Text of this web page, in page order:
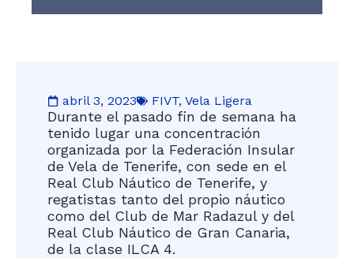
abril 3, 2023 FIVT, Vela Ligera
Durante el pasado fin de semana ha
tenido lugar una concentración
organizada por la Federación Insular
de Vela de Tenerife, con sede en el
Real Club Náutico de Tenerife, y
regatistas tanto del propio náutico
como del Club de Mar Radazul y del
Real Club Náutico de Gran Canaria,
de la clase ILCA 4.